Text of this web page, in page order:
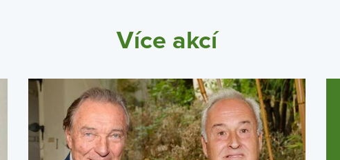
Více akcí